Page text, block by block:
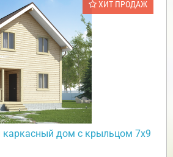
ХИТ ПРОДАЖ
дом с крыльцом 7х9